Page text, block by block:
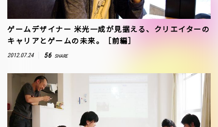
ゲームデザイナー 米光一成が見据える、クリエイターの
キャリアとゲームの未来。［前編］
2012.07.24 56 SHARE